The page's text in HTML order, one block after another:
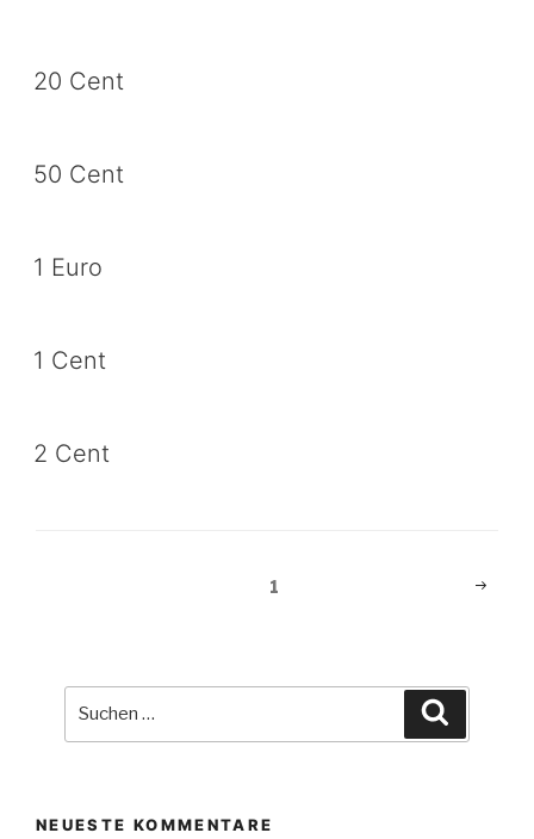
20 Cent
50 Cent
1 Euro
1 Cent
2 Cent
1
NEUESTE KOMMENTARE